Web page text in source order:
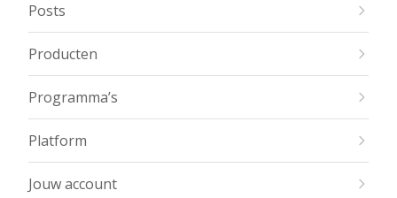
Posts
Producten
Programma’s
Platform
Jouw account